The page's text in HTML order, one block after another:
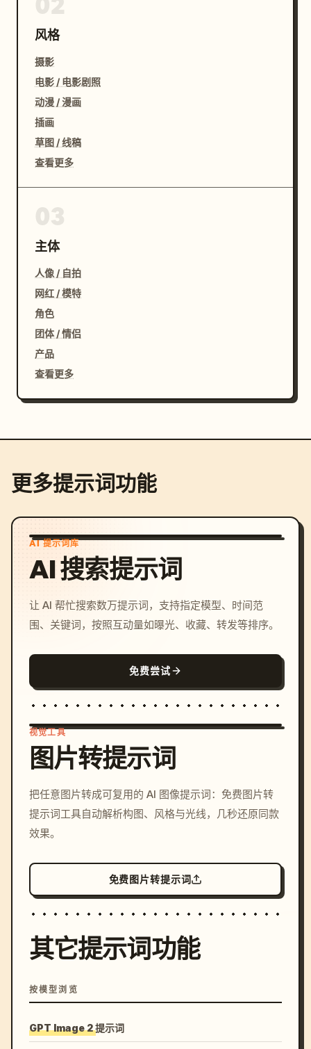
风格
摄影
电影 / 电影剧照
动漫 / 漫画
插画
草图 / 线稿
查看更多
主体
人像 / 自拍
网红 / 模特
角色
团体 / 情侣
产品
查看更多
更多提示词功能
AI 提示词库
AI 搜索提示词
让 AI 帮忙搜索数万提示词，支持指定模型、时间范
围、关键词，按照互动量如曝光、收藏、转发等排序。
免费尝试
c, cyberpunk sunset, neon
colors, 8k --v 6.0
视觉工具
图片转提示词
把任意图片转成可复用的 AI 图像提示词：免费图片转
提示词工具自动解析构图、风格与光线，几秒还原同款
效果。
免费图片转提示词
其它提示词功能
按模型浏览
GPT Image 2 提示词